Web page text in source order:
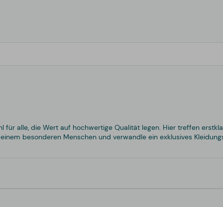
alle, die Wert auf hochwertige Qualität legen. Hier treffen
besonderen Menschen und verwandle ein exklusives